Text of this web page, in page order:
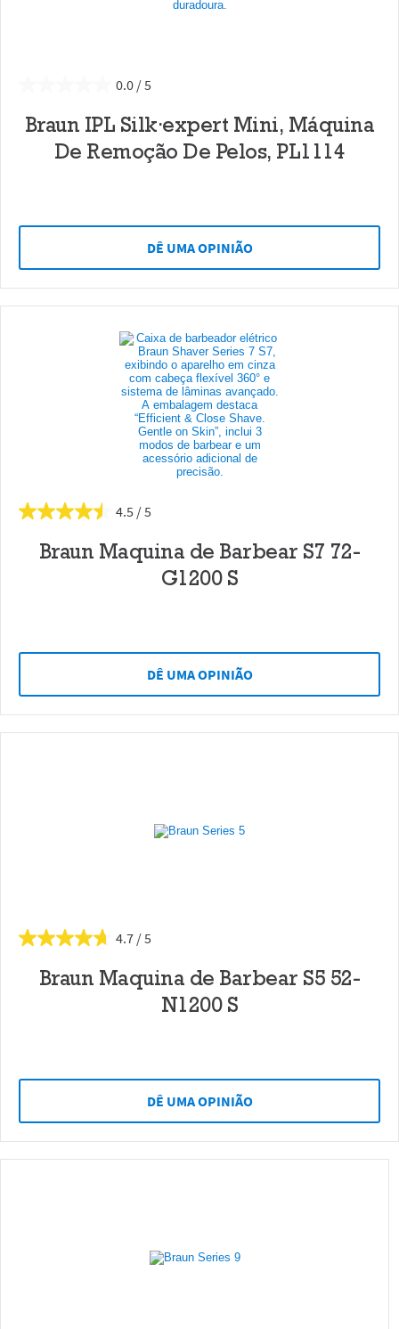
0.0
Braun IPL Silk·expert Mini, Máquina
De Remoção De Pelos, PL1114
DÊ UMA OPINIÃO
4.5
Braun Maquina de Barbear S7 72-
G1200 S
DÊ UMA OPINIÃO
4.7
Braun Maquina de Barbear S5 52-
N1200 S
DÊ UMA OPINIÃO